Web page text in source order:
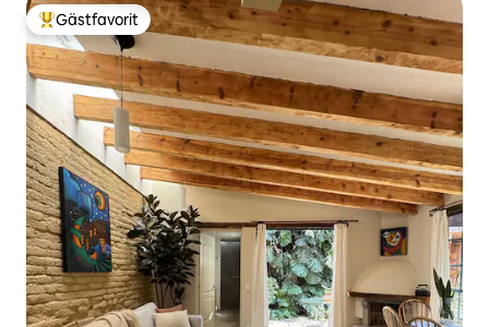
Populär gästfavorit
Gästfavorit